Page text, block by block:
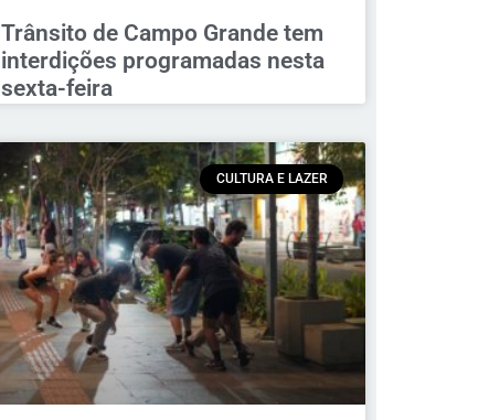
Trânsito de Campo Grande tem
interdições programadas nesta
sexta-feira
CULTURA E LAZER